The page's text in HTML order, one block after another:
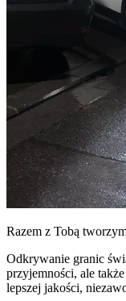
Razem z Tobą
Odkrywanie granic
przyjemności, ale
lepszej jakości,